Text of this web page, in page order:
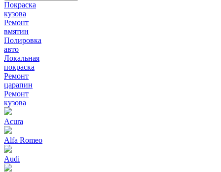
Покраска
кузова
Ремонт
вмятин
Полировка
авто
Локальная
покраска
Ремонт
царапин
Ремонт
кузова
Acura
Alfa Romeo
Audi